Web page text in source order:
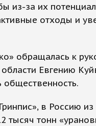
из-за их
отходы и
обращалась к
Евгению
общественность.
в Россию из
тысяч тонн